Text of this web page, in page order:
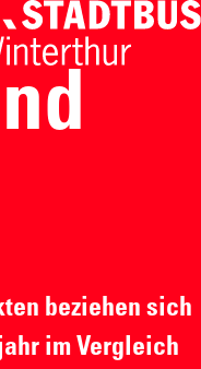
beziehen sich
im Vergleich